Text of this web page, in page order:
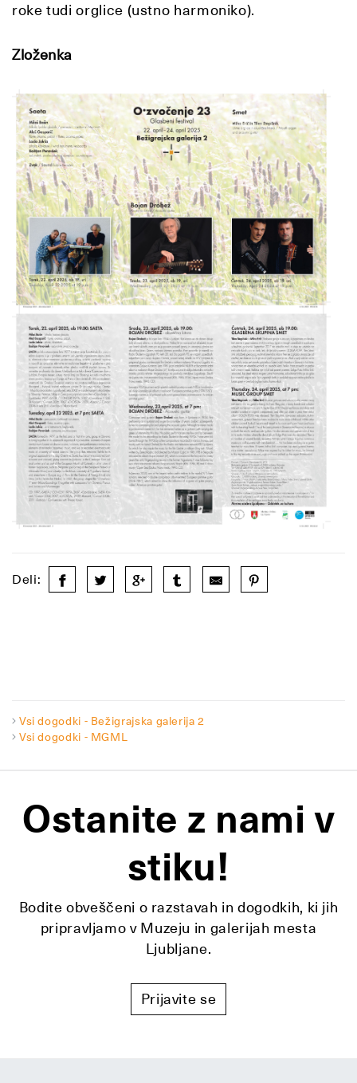
roke tudi orglice (ustno harmoniko).
Zloženka
Deli:
Vsi dogodki - Bežigrajska galerija 2
Vsi dogodki - MGML
Ostanite z nami v
stiku!
Bodite obveščeni o razstavah in dogodkih, ki jih
pripravljamo v Muzeju in galerijah mesta
Ljubljane.
Prijavite se